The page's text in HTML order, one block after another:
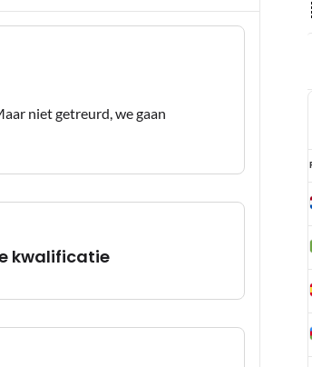
niet getreurd, we gaan
kwalificatie